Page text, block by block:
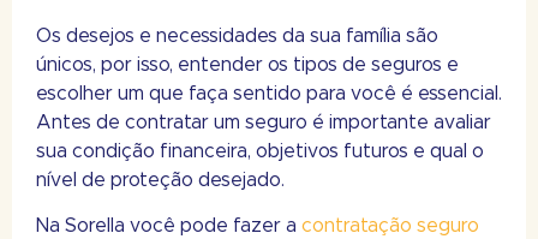
Os desejos e necessidades da sua família são
únicos, por isso, entender os tipos de seguros e
escolher um que faça sentido para você é essencial.
Antes de contratar um seguro é importante avaliar
sua condição financeira, objetivos futuros e qual o
nível de proteção desejado.
Na Sorella você pode fazer a contratação seguro